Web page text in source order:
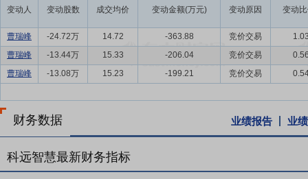
变动人 变动股数 成交均价 变动金额(万元) 变动原因 变动
曹瑞峰 -24.72万 14.72 -363.88 竞价交易
曹瑞峰
-13.44万 15.33 -206.04 竞价交易
曹瑞峰
-13.08万 15.23 -199.21 竞价交易
财务数据 业绩报告 业
科远智慧最新财务指标